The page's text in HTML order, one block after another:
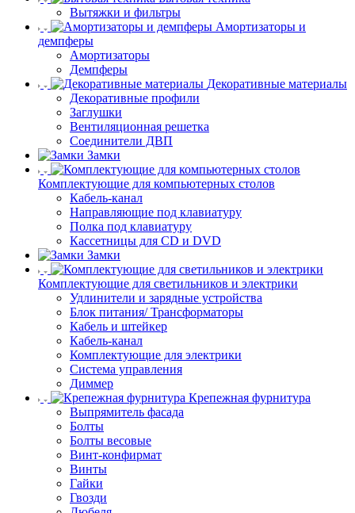
Вытяжки и фильтры
Амортизаторы и
демпферы
Амортизаторы
Демпферы
Декоративные материалы
Декоративные профили
Заглушки
Вентиляционная решетка
Соединители ДВП
Замки
Комплектующие для компьютерных столов
Кабель-канал
Направляющие под клавиатуру
Полка под клавиатуру
Кассетницы для CD и DVD
Замки
Комплектующие для светильников и электрики
Удлинители и зарядные устройства
Блок питания/ Трансформаторы
Кабель и штейкер
Кабель-канал
Комплектующие для электрики
Система управления
Диммер
Крепежная фурнитура
Выпрямитель фасада
Болты
Болты весовые
Винт-конфирмат
Винты
Гайки
Гвозди